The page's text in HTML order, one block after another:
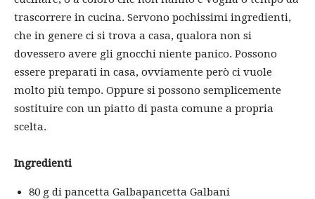
trascorrere in cucina. Servono pochissimi ingredienti,
che in genere ci si trova a casa, qualora non si
dovessero avere gli gnocchi niente panico. Possono
essere preparati in casa, ovviamente però ci vuole
molto più tempo. Oppure si possono semplicemente
sostituire con un piatto di pasta comune a propria
scelta.
Ingredienti
80 g di pancetta Galbapancetta Galbani